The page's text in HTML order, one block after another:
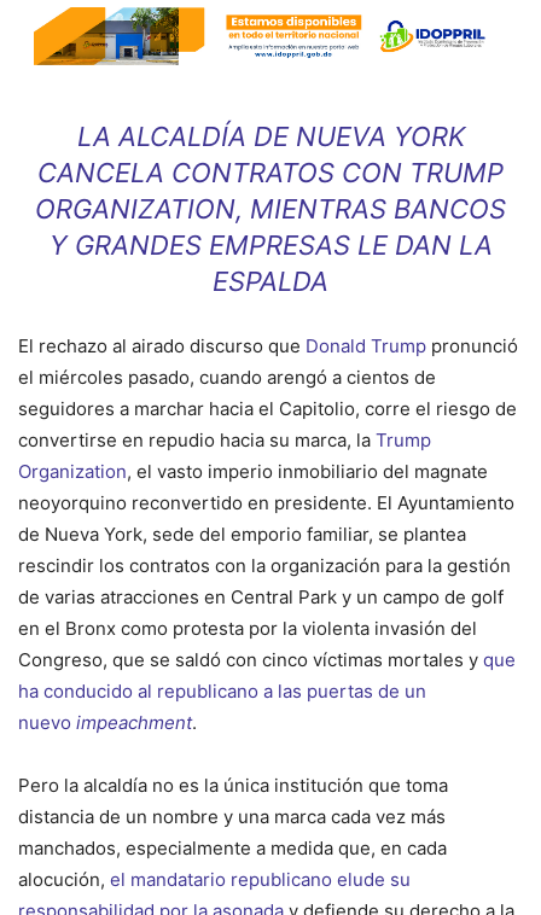
LA ALCALDÍA DE NUEVA YORK
CANCELA CONTRATOS CON TRUMP
ORGANIZATION, MIENTRAS BANCOS
Y GRANDES EMPRESAS LE DAN LA
ESPALDA
El rechazo al airado discurso que Donald Trump pronunció
el miércoles pasado, cuando arengó a cientos de
seguidores a marchar hacia el Capitolio, corre el riesgo de
convertirse en repudio hacia su marca, la Trump
Organization, el vasto imperio inmobiliario del magnate
neoyorquino reconvertido en presidente. El Ayuntamiento
de Nueva York, sede del emporio familiar, se plantea
rescindir los contratos con la organización para la gestión
de varias atracciones en Central Park y un campo de golf
en el Bronx como protesta por la violenta invasión del
Congreso, que se saldó con cinco víctimas mortales y que
ha conducido al republicano a las puertas de un
nuevo impeachment.
Pero la alcaldía no es la única institución que toma
distancia de un nombre y una marca cada vez más
manchados, especialmente a medida que, en cada
alocución, el mandatario republicano elude su